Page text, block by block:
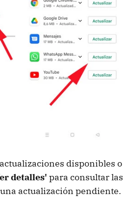
disponibles o
detalles' para consultar las
actualización pendiente.